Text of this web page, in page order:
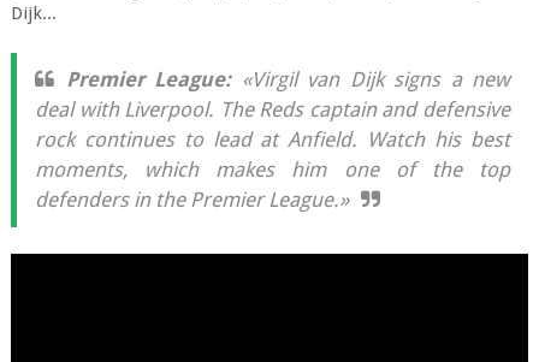
Dijk...
Premier League:«Virgil van Dijk signs a new
deal with Liverpool. The Reds captain and defensive
rock continues to lead at Anfield. Watch his best
moments, which makes him one of the top
defenders in the Premier League.»